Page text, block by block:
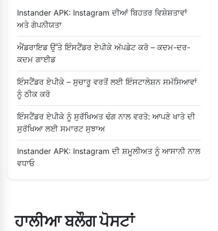
Instander APK: Instagram ਦੀਆਂ ਬਿਹਤਰ ਵਿਸ਼ੇਸ਼ਤਾਵਾਂ
ਅਤੇ ਗੋਪਨੀਯਤਾ
ਐਂਡਰਾਇਡ ਉੱਤੇ ਇੰਸਟੈਂਡਰ ਏਪੀਕੇ ਅੱਪਡੇਟ ਕਰੋ – ਕਦਮ-ਦਰ-
ਕਦਮ ਗਾਈਡ
ਇੰਸਟੈਂਡਰ ਏਪੀਕੇ – ਸੁਚਾਰੂ ਵਰਤੋਂ ਲਈ ਇੰਸਟਾਲੇਸ਼ਨ ਸਮੱਸਿਆਵਾਂ
ਨੂੰ ਠੀਕ ਕਰੋ
ਇੰਸਟੈਂਡਰ ਏਪੀਕੇ ਨੂੰ ਸੁਰੱਖਿਅਤ ਢੰਗ ਨਾਲ ਵਰਤੋ: ਆਪਣੇ ਖਾਤੇ ਦੀ
ਸੁਰੱਖਿਆ ਲਈ ਸਮਾਰਟ ਸੁਝਾਅ
Instander APK: Instagram ਦੀ ਸ਼ਮੂਲੀਅਤ ਨੂੰ ਆਸਾਨੀ ਨਾਲ
ਵਧਾਓ
ਹਾਲੀਆ ਬਲੌਗ ਪੋਸਟਾਂ